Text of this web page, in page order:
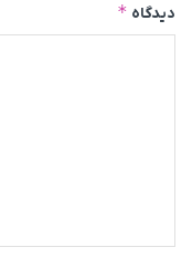
دیدگاه *